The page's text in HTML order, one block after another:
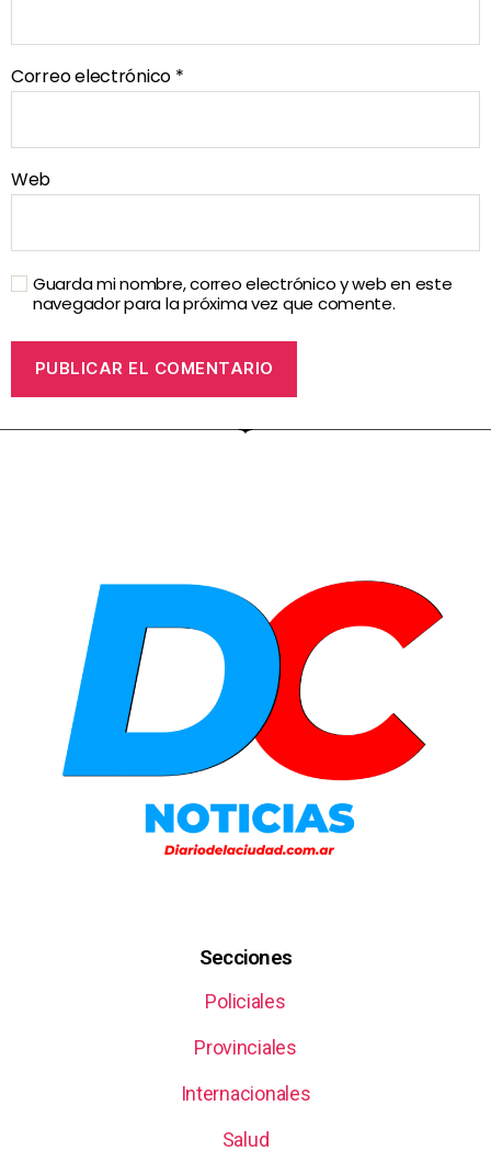
Correo electrónico *
Web
Guarda mi nombre, correo electrónico y web en este
navegador para la próxima vez que comente.
Secciones
Policiales
Provinciales
Internacionales
Salud